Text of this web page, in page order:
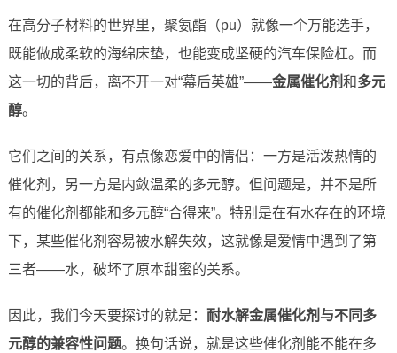
在高分子材料的世界里，聚氨酯（pu）就像一个万能选手，
既能做成柔软的海绵床垫，也能变成坚硬的汽车保险杠。而
这一切的背后，离不开一对“幕后英雄”——金属催化剂和多元
醇。
它们之间的关系，有点像恋爱中的情侣：一方是活泼热情的
催化剂，另一方是内敛温柔的多元醇。但问题是，并不是所
有的催化剂都能和多元醇“合得来”。特别是在有水存在的环境
下，某些催化剂容易被水解失效，这就像是爱情中遇到了第
三者——水，破坏了原本甜蜜的关系。
因此，我们今天要探讨的就是： 耐水解金属催化剂与不同多
元醇的兼容性问题。换句话说，就是这些催化剂能不能在多